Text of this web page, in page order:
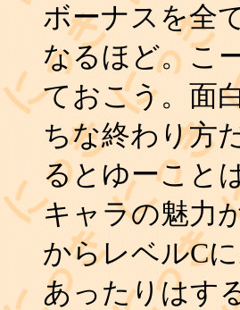
ボーナスを全
なるほど。こ
ておこう。面
ちな終わり方
るとゆーこと
キャラの魅力
からレベルC
あったりはす